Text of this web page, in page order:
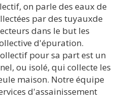
on parle des eaux de
par des tuyauxde
dans le but les
d'épuration.
pour sa part est un
ou isolé, qui collecte les
maison. Notre équipe
d'assainissement